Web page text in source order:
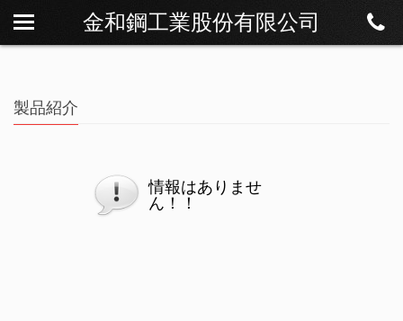
金和鋼工業股份有限公司
私たちについて
製品紹介
製品紹介
情報はありませ
ん！！